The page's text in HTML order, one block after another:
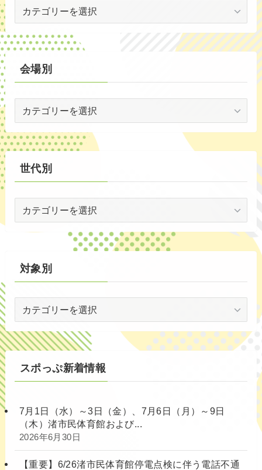
(54)
(59)
(1)
(5)
(35)
ン
ト
別
会場別
別
世代別
対象別
別
スポっぷ新着情報
7月1日（水）～3日（金）、7月6日（月）～9日
（木）渚市民体育館および...
2026年6月30日
【重要】6/26渚市民体育館停電点検に伴う電話不通